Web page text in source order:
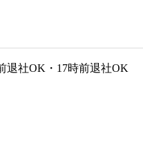
退社OK・17時前退社OK